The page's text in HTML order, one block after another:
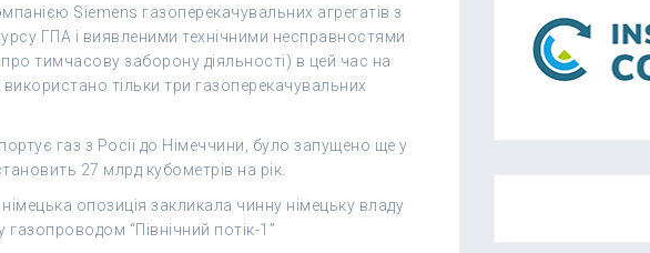
Siemens газоперекачувальних агрегатів з
ГПА і виявленими технічними несправностями
тимчасову заборону діяльності) в цей час на
тільки три газоперекачувальних
газ з Росії до Німеччини, було запущено ще у
27 млрд кубометрів на рік.
опозиція закликала чинну німецьку владу
“Північний потік-1”